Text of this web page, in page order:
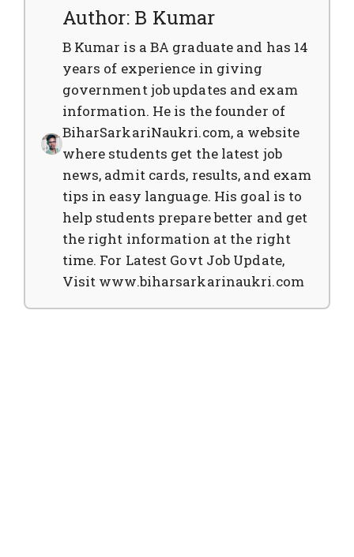
Author: B Kumar
B Kumar is a BA graduate and has 14
years of experience in giving
government job updates and exam
information. He is the founder of
BiharSarkariNaukri.com, a website
where students get the latest job
news, admit cards, results, and exam
tips in easy language. His goal is to
help students prepare better and get
the right information at the right
time. For Latest Govt Job Update,
Visit www.biharsarkarinaukri.com